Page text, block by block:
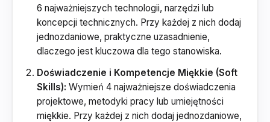
6 najważniejszych technologii, narzędzi lub
koncepcji technicznych. Przy każdej z nich dodaj
jednozdaniowe, praktyczne uzasadnienie,
dlaczego jest kluczowa dla tego stanowiska.
Doświadczenie i Kompetencje Miękkie (Soft
Skills): Wymień 4 najważniejsze doświadczenia
projektowe, metodyki pracy lub umiejętności
miękkie. Przy każdej z nich dodaj jednozdaniowe,